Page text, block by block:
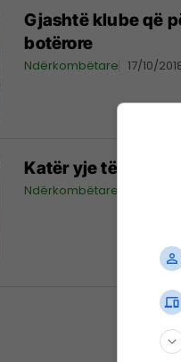
Gjashtë klube që
botërore
Ndërkombëtare 17/10/
Katër yje të
Ndërkombëtare 26/06/